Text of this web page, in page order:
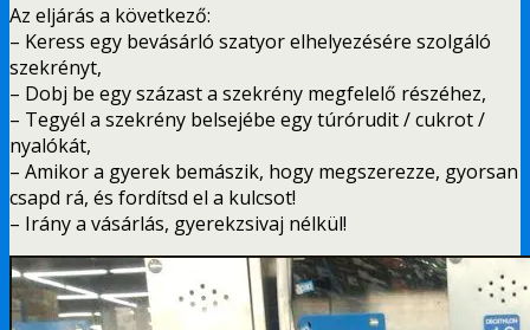
Az eljárás a következő:
– Keress egy bevásárló szatyor elhelyezésére szolgáló
szekrényt,
– Dobj be egy százast a szekrény megfelelő részéhez,
– Tegyél a szekrény belsejébe egy túrórudit / cukrot /
nyalókát,
– Amikor a gyerek bemászik, hogy megszerezze, gyorsan
csapd rá, és fordítsd el a kulcsot!
– Irány a vásárlás, gyerekzsivaj nélkül!